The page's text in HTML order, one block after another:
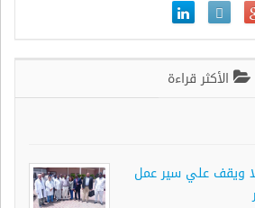
الأكثر قراءة
ويقف علي سير عمل